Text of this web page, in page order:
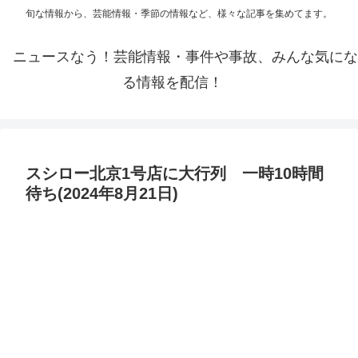
旬な情報から、芸能情報・季節の情報など、様々な記事を集めてます。
ニュースなう！芸能情報・事件や事故、みんな気にな
る情報を配信！
スシロー北京1号店に大行列 一時10時間
待ち(2024年8月21日)